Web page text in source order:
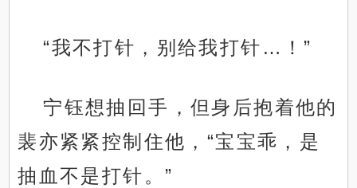
“我不打针，别给我打针…！”
宁钰想抽回手，但身后抱着他的
裴亦紧紧控制住他，“宝宝乖，是
抽血不是打针。”